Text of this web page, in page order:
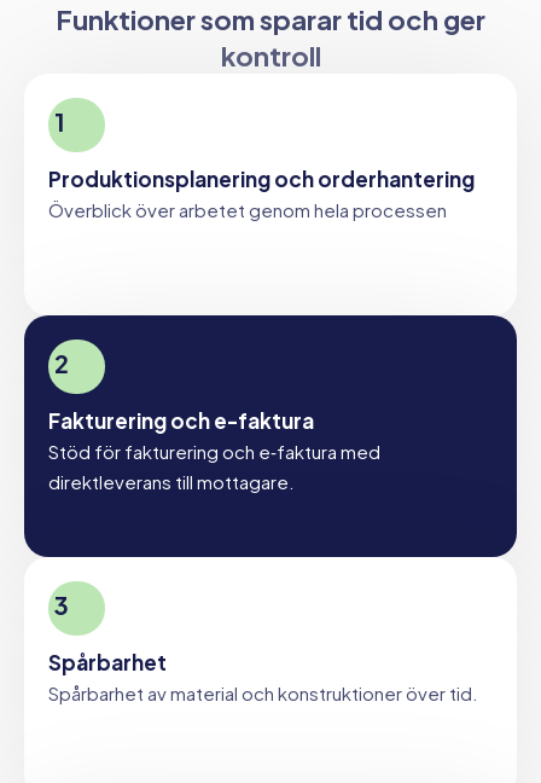
Funktioner som sparar tid och ger
kontroll
1
Produktionsplanering och orderhantering
Överblick över arbetet genom hela processen
2
Fakturering och e-faktura
Stöd för fakturering och e‑faktura med
direktleverans till mottagare.
3
Spårbarhet
Spårbarhet av material och konstruktioner över tid.